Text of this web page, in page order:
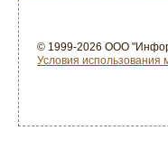
© 1999-2026 ООО
Условия использования